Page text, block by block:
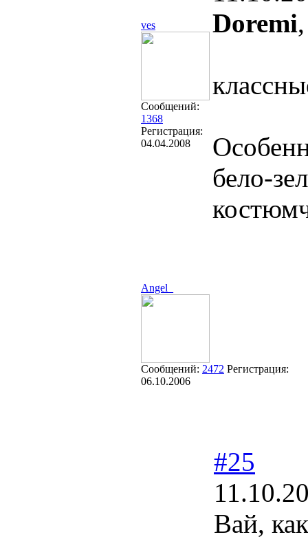
ves
Сообщений:
1368
Регистрация:
04.04.2008
Doremi,
бело-
Angel_
Сообщений: 2472 Регистрация:
06.10.2006
#25
Вай,